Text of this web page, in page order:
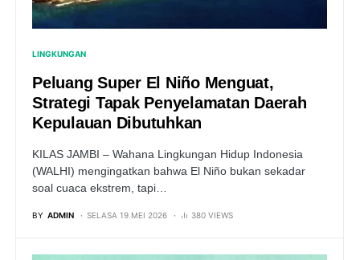
LINGKUNGAN
Peluang Super El Niño Menguat,
Strategi Tapak Penyelamatan Daerah
Kepulauan Dibutuhkan
KILAS JAMBI – Wahana Lingkungan Hidup Indonesia
(WALHI) mengingatkan bahwa El Niño bukan sekadar
soal cuaca ekstrem, tapi…
BY ADMIN SELASA 19 MEI 2026 380 VIEWS